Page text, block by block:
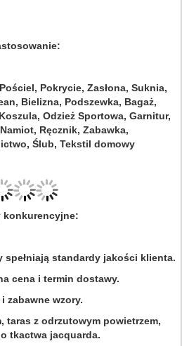
Pokrycie, Zasłona, Suknia,
Bielizna, Podszewka, Bagaż,
Odzież Sportowa, Garnitur,
Ręcznik, Zabawka,
Ślub, Tekstil domowy
konkurencyjne:
spełniają standardy jakości klienta.
cena i termin dostawy.
zabawne wzory.
taras z odrzutowym powietrzem,
tkactwa jacquarda.